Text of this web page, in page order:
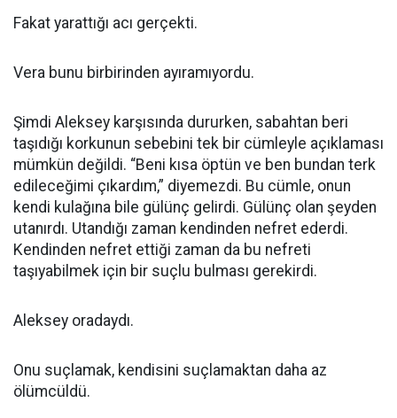
Fakat yarattığı acı gerçekti.
Vera bunu birbirinden ayıramıyordu.
Şimdi Aleksey karşısında dururken, sabahtan beri
taşıdığı korkunun sebebini tek bir cümleyle açıklaması
mümkün değildi. “Beni kısa öptün ve ben bundan terk
edileceğimi çıkardım,” diyemezdi. Bu cümle, onun
kendi kulağına bile gülünç gelirdi. Gülünç olan şeyden
utanırdı. Utandığı zaman kendinden nefret ederdi.
Kendinden nefret ettiği zaman da bu nefreti
taşıyabilmek için bir suçlu bulması gerekirdi.
Aleksey oradaydı.
Onu suçlamak, kendisini suçlamaktan daha az
ölümcüldü.